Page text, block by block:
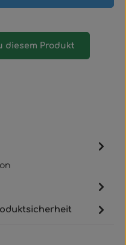
diesem Produkt